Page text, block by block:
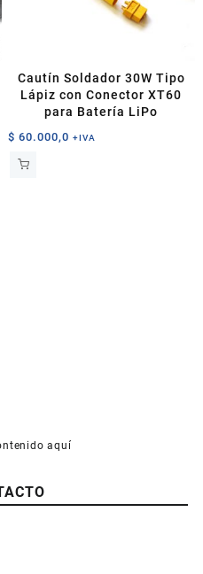
Cautín Soldador 30W Tipo
Lápiz con Conector XT60
para Batería LiPo
$ 60.000,0 +IVA
aquí